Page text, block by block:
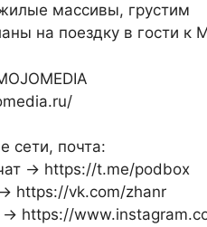
массивы, грустим
на поездку в гости к
сети, почта:
→ https://t.me/podbox
https://vk.com/zhanr
→ https://